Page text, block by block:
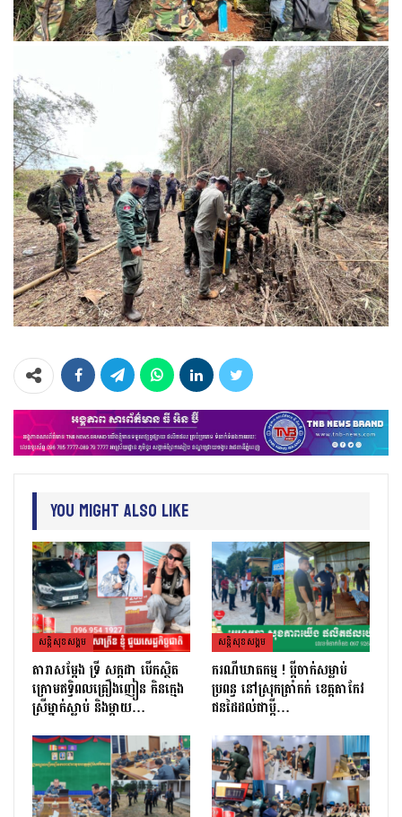
You Might Also Like
សន្តិសុខសង្គម
តារាសម្ដែង ទ្រី សក្កដា បើកស្ថិត
ក្រោមឥទ្ធិពលគ្រឿងញៀន កិនក្មេង
ស្រីម្នាក់ស្លាប់ និងម្ដាយ…
សន្តិសុខសង្គម
ករណីឃាតកម្ម ! ប្ដីចាក់សម្លាប់
ប្រពន្ធ នៅស្រុកត្រាំកក់ ខេត្តតាកែវ
ជនដៃដល់ជាប្ដី…